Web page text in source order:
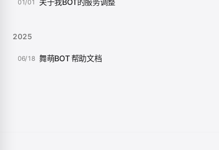
01/01 关于我BOT的服务调整
2025
06/18 舞萌BOT 帮助文档